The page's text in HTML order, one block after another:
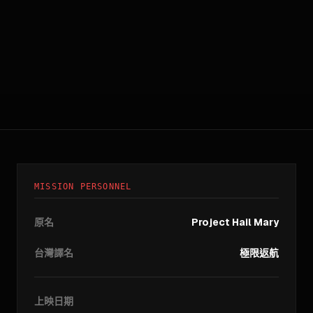
MISSION PERSONNEL
原名 Project Hail Mary
台灣譯名 極限返航
上映日期